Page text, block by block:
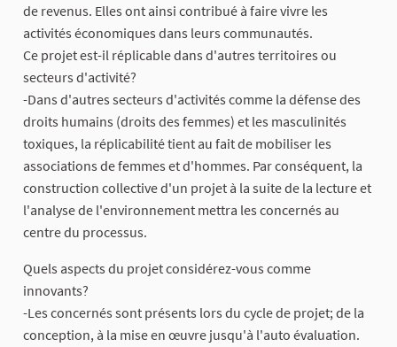
de revenus. Elles ont ainsi contribué à faire vivre les
activités économiques dans leurs communautés.
Ce projet est-il réplicable dans d'autres territoires ou
secteurs d'activité?
-Dans d'autres secteurs d'activités comme la défense des
droits humains (droits des femmes) et les masculinités
toxiques, la réplicabilité tient au fait de mobiliser les
associations de femmes et d'hommes. Par conséquent, la
construction collective d'un projet à la suite de la lecture et
l'analyse de l'environnement mettra les concernés au
centre du processus.
Quels aspects du projet considérez-vous comme
innovants?
-Les concernés sont présents lors du cycle de projet; de la
conception, à la mise en œuvre jusqu'à l'auto évaluation.